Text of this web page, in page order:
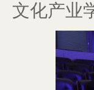
文化产业